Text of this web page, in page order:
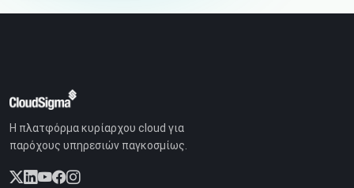
Η πλατφόρμα κυρίαρχου cloud για
παρόχους υπηρεσιών παγκοσμίως.